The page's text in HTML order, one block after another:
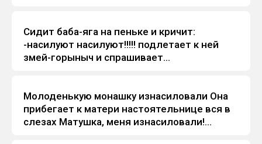
Сидит баба-яга на пеньке и кричит:
-насилуют насилуют!!!!! подлетает к ней
змей-горыныч и спрашивает...
Анекдоты
Молоденькую монашку изнасиловали Она
прибегает к матери настоятельнице вся в
слезах Матушка, меня изнасиловали!...